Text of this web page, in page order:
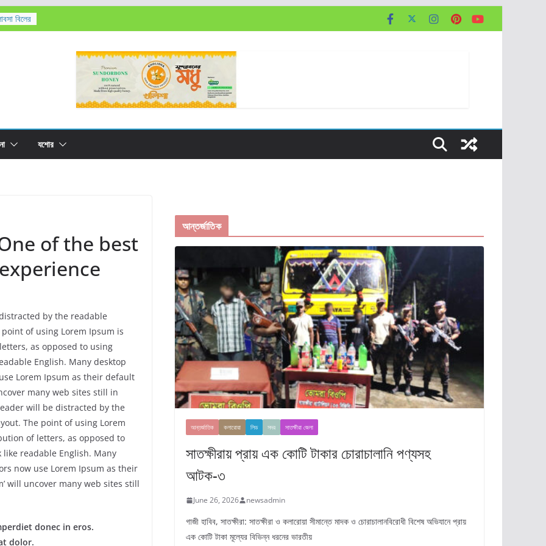
বিলের
মৃত্যু,
যশোর
of the best
by the readable
of using Lorem Ipsum is
as opposed to using
English. Many desktop
Lorem Ipsum as their default
many web sites still in
will be distracted by the
The point of using Lorem
of letters, as opposed to
like readable English. Many
now use Lorem Ipsum as their
will uncover many web sites still
donec in eros.
dolor.
আন্তর্জাতিক
আন্তর্জাতিক কলারোয়া লিড সদর সাতক্ষীরা জেলা
সাতক্ষীরায় প্রায় এক কোটি টাকার চোরাচালানি পণ্যসহ
আটক-৩
June 26, 2026 newsadmin
গাজী হাবিব, সাতক্ষীরা: সাতক্ষীরা ও কলারোয়া সীমান্তে মাদক ও চোরাচালানবিরোধী বিশেষ অভিযানে প্রায়
এক কোটি টাকা মূল্যের বিভিন্ন ধরনের ভারতীয়